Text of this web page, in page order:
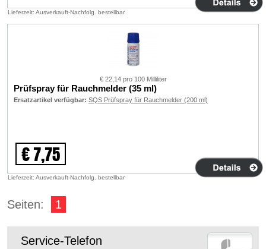
Lieferzeit: Ausverkauft-Nachfolg. bestellbar
€ 22,14 pro 100 Milliliter
Prüfspray für Rauchmelder (35 ml)
Ersatzartikel verfügbar: SQS Prüfspray für Rauchmelder (200 ml)
€ 7,75
Lieferzeit: Ausverkauft-Nachfolg. bestellbar
Seiten: 1
Service-Telefon